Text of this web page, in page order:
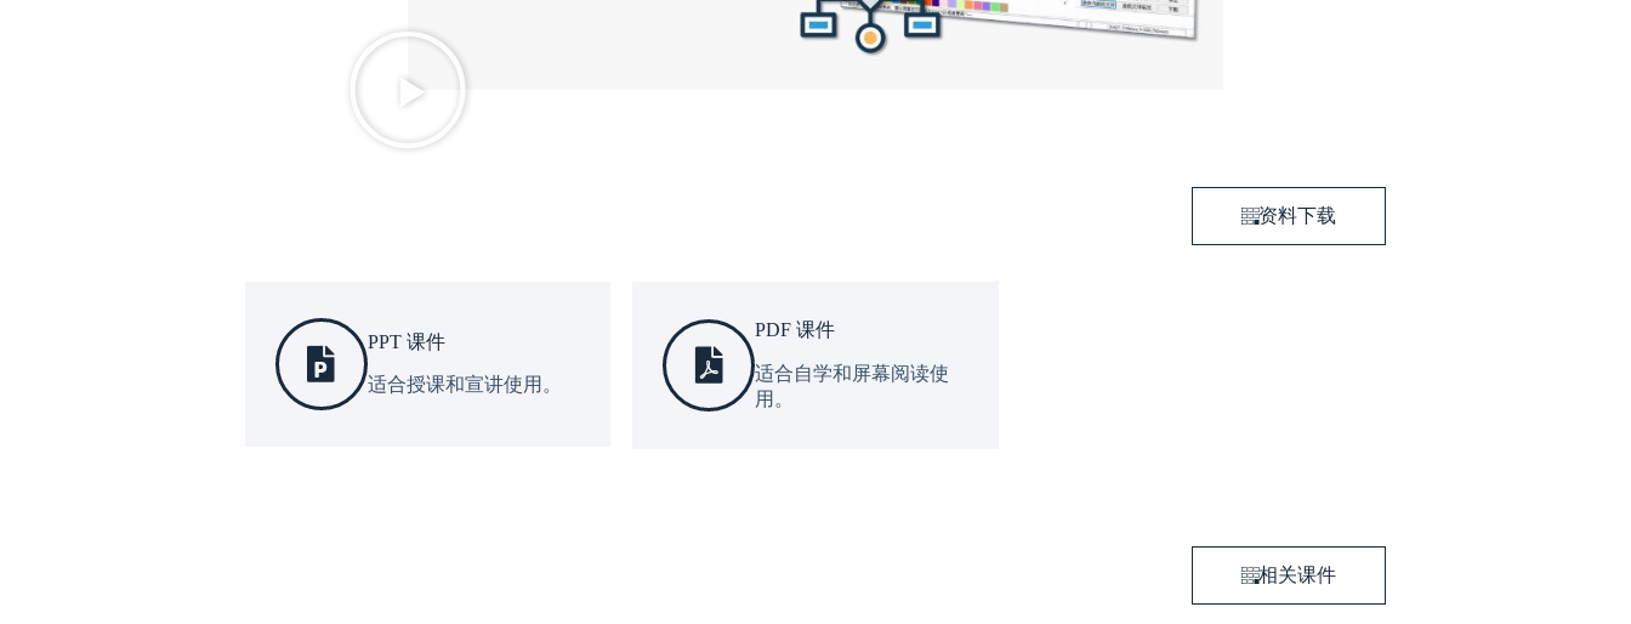
资料下载
PPT 课件
适合授课和宣讲使用。
PDF 课件
适合自学和屏幕阅读使
用。
相关课件